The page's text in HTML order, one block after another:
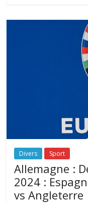
Divers Sport
Allemagne :
2024 :
vs Angleterre